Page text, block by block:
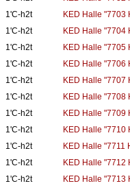
1'C-h2t
KED Halle "7703
1'C-h2t
KED Halle "7704
1'C-h2t
KED Halle "7705
1'C-h2t
KED Halle "7706
1'C-h2t
KED Halle "7707
1'C-h2t
KED Halle "7708
1'C-h2t
KED Halle "7709
1'C-h2t
KED Halle "7710
1'C-h2t
KED Halle "7711
1'C-h2t
KED Halle "7712
1'C-h2t
KED Halle "7713